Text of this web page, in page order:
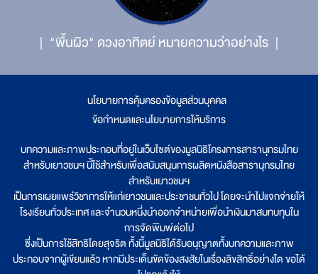
"พื้นผิว" ดวงอาทิตย์ หมายความว่าอย่างไร
นโยบายการคุ้มครองข้อมูลส่วนบุคคล
ข้อกำหนดและนโยบายการให้บริการ
บทความและภาพประกอบที่อยู่ในเว็บไซต์ของมูลนิธิโครงการสารานุกรมไทย
สำหรับเยาวชนฯ นี้ใช้สำหรับเพื่อสนับสนุนการผลิตหนังสือสารานุกรมไทย
สำหรับเยาวชนฯ
เป็นการเผยแพร่วิชาการให้แก่เยาวชนและประชาชนทั่วไป โดยจะนำไปแจกจ่ายให้
โรงเรียนทั่วประเทศ และจำนวนหนึ่งนำออกจำหน่ายเพื่อนำเงินมาสมทบทุนใน
การจัดพิมพ์ต่อไป
ซึ่งเป็นการใช้สิทธิโดยสุจริต ทั้งนี้มูลนิธิได้รับอนุญาตทั้งบทความและภาพ
ประกอบจากผู้เขียนแล้ว หากมีประเด็นขัดข้องสงสัยในเรื่องลิขสิทธิ์อย่างใด ขอได้